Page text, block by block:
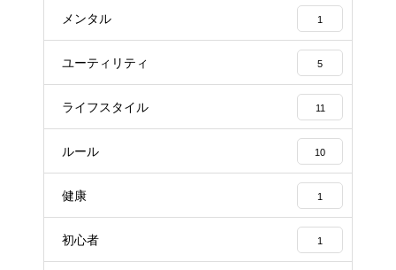
メンタル 1
ユーティリティ 5
ライフスタイル 11
ルール 10
健康 1
初心者 1